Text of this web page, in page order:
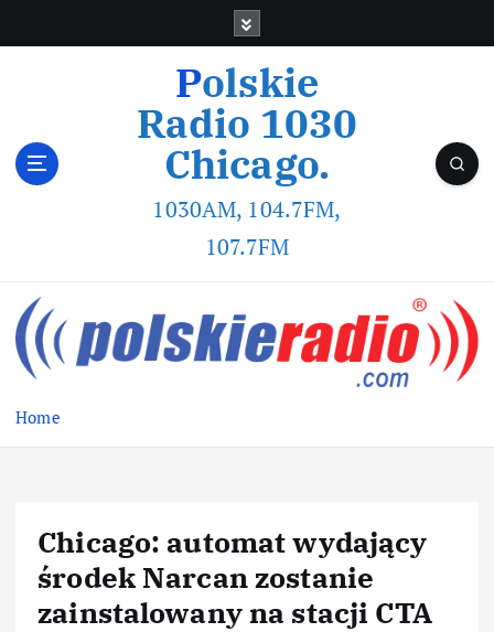
Polskie
Radio 1030
Chicago.
1030AM, 104.7FM,
107.7FM
Home
Chicago: automat wydający
środek Narcan zostanie
zainstalowany na stacji CTA